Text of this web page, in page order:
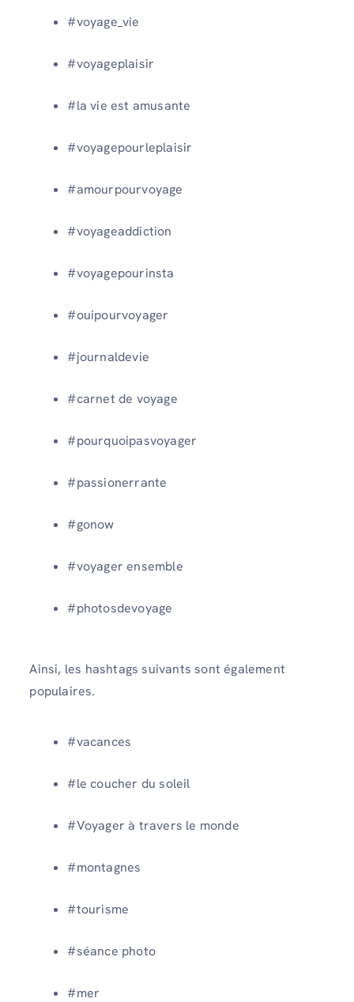
#voyage_vie
#voyageplaisir
#la vie est amusante
#voyagepourleplaisir
#amourpourvoyage
#voyageaddiction
#voyagepourinsta
#ouipourvoyager
#journaldevie
#carnet de voyage
#pourquoipasvoyager
#passionerrante
#gonow
#voyager ensemble
#photosdevoyage
Ainsi, les hashtags suivants sont également
populaires.
#vacances
#le coucher du soleil
#Voyager à travers le monde
#montagnes
#tourisme
#séance photo
#mer